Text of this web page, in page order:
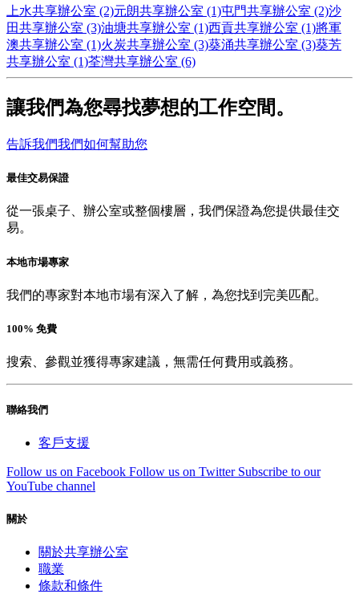
上水共享辦公室 (2)元朗共享辦公室 (1)屯門共享辦公室 (2)沙
田共享辦公室 (3)油塘共享辦公室 (1)西貢共享辦公室 (1)將軍
澳共享辦公室 (1)火炭共享辦公室 (3)葵涌共享辦公室 (3)葵芳
共享辦公室 (1)荃灣共享辦公室 (6)
讓我們為您尋找夢想的工作空間。
告訴我們我們如何幫助您
最佳交易保證
從一張桌子、辦公室或整個樓層，我們保證為您提供最佳交
易。
本地市場專家
我們的專家對本地市場有深入了解，為您找到完美匹配。
100% 免費
搜索、參觀並獲得專家建議，無需任何費用或義務。
聯絡我們
客戶支援
Follow us on Facebook Follow us on Twitter Subscribe to our
YouTube channel
關於
關於共享辦公室
職業
條款和條件